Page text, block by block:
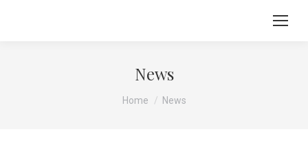
News
Tu sei qui:
Home News